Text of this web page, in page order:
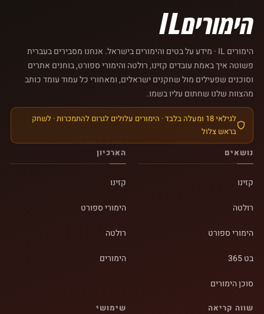
הימורים IL · מידע על בטים והימורים בישראל. אנחנו מסבירים בעברית
פשוטה איך באמת עובדים קזינו, רולטה והימורי ספורט, בוחנים אתרים
וסוכנים שפעילים מול שחקנים ישראלים, ומאחורי כל עמוד עומד כותב
מהצוות שלנו שחתום עליו בשמו.
לגילאי 18 ומעלה בלבד · הימורים עלולים לגרום להתמכרות · לשחק
בראש צלול
נושאים
קזינו
רולטה
הימורי ספורט
בט 365
סוכן הימורים
הארכיון
קזינו
הימורי ספורט
רולטה
הימורים
שווה קריאה שימושי